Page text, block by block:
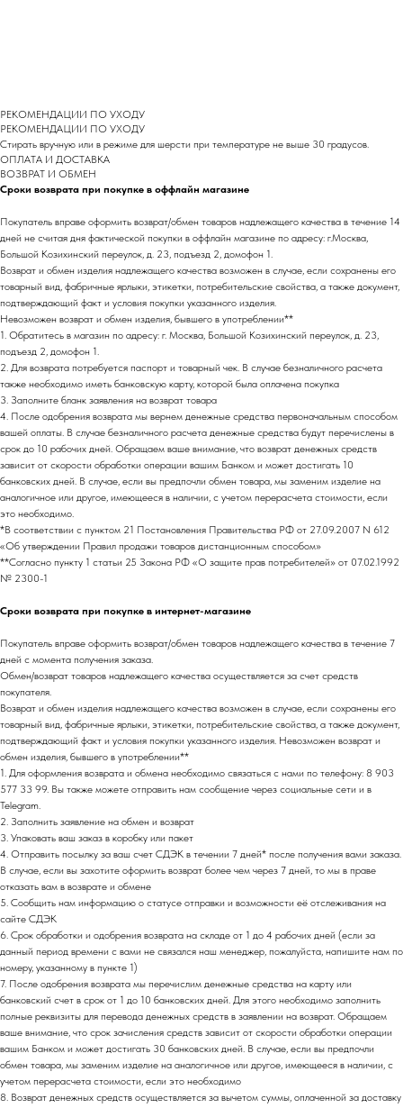
РЕКОМЕНДАЦИИ ПО УХОДУ
РEКОМЕНДАЦИИ ПО УХОДУ
Стирать вручную или в режиме для шерсти при температуре не выше 30 градусов.
ОПЛАТА И ДОСТАВКА
ВОЗВРАТ И ОБМЕН
Сроки возврата при покупке в оффлайн магазине
Покупатель вправе оформить возврат/обмен товаров надлежащего качества в течение 14
дней не считая дня фактической покупки в оффлайн магазине по адресу: г.Москва,
Большой Козихинский переулок, д. 23, подъезд 2, домофон 1.
Возврат и обмен изделия надлежащего качества возможен в случае, если сохранены его
товарный вид, фабричные ярлыки, этикетки, потребительские свойства, а также документ,
подтверждающий факт и условия покупки указанного изделия.
Невозможен возврат и обмен изделия, бывшего в употреблении**
1. Обратитесь в магазин по адресу: г. Москва, Большой Козихинский переулок, д. 23,
подъезд 2, домофон 1.
2. Для возврата потребуется паспорт и товарный чек. В случае безналичного расчета
также необходимо иметь банковскую карту, которой была оплачена покупка
3. Заполните бланк заявления на возврат товара
4. После одобрения возврата мы вернем денежные средства первоначальным способом
вашей оплаты. В случае безналичного расчета денежные средства будут перечислены в
срок до 10 рабочих дней. Обращаем ваше внимание, что возврат денежных средств
зависит от скорости обработки операции вашим Банком и может достигать 10
банковских дней. В случае, если вы предпочли обмен товара, мы заменим изделие на
аналогичное или другое, имеющееся в наличии, с учетом перерасчета стоимости, если
это необходимо.
*В соответствии с пунктом 21 Постановления Правительства РФ от 27.09.2007 N 612
«Об утверждении Правил продажи товаров дистанционным способом»
**Согласно пункту 1 статьи 25 Закона РФ «О защите прав потребителей» от 07.02.1992
№ 2300-1
Сроки возврата при покупке в интернет-магазине
Покупатель вправе оформить возврат/обмен товаров надлежащего качества в течение 7
дней с момента получения заказа.
Обмен/возврат товаров надлежащего качества осуществляется за счет средств
покупателя.
Возврат и обмен изделия надлежащего качества возможен в случае, если сохранены его
товарный вид, фабричные ярлыки, этикетки, потребительские свойства, а также документ,
подтверждающий факт и условия покупки указанного изделия. Невозможен возврат и
обмен изделия, бывшего в употреблении**
1. Для оформления возврата и обмена необходимо связаться с нами по телефону: 8 903
577 33 99. Вы также можете отправить нам сообщение через социальные сети и в
Telegram.
2. Заполнить заявление на обмен и возврат
3. Упаковать ваш заказ в коробку или пакет
4. Отправить посылку за ваш счет СДЭК в течении 7 дней* после получения вами заказа.
В случае, если вы захотите оформить возврат более чем через 7 дней, то мы в праве
отказать вам в возврате и обмене
5. Сообщить нам информацию о статусе отправки и возможности её отслеживания на
сайте СДЭК
6. Срок обработки и одобрения возврата на складе от 1 до 4 рабочих дней (если за
данный период времени с вами не связался наш менеджер, пожалуйста, напишите нам по
номеру, указанному в пункте 1)
7. После одобрения возврата мы перечислим денежные средства на карту или
банковский счет в срок от 1 до 10 банковских дней. Для этого необходимо заполнить
полные реквизиты для перевода денежных средств в заявлении на возврат. Обращаем
ваше внимание, что срок зачисления средств зависит от скорости обработки операции
вашим Банком и может достигать 30 банковских дней. В случае, если вы предпочли
обмен товара, мы заменим изделие на аналогичное или другое, имеющееся в наличии, с
учетом перерасчета стоимости, если это необходимо
8. Возврат денежных средств осуществляется за вычетом суммы, оплаченной за доставку
НАПИСАТЬ В TELEGRAM
НОВИНКИ ЭТОГО СЕЗОНА!
МАГАЗИН
МОСКВА
.В ЦЕНТРЕ СТОЛИЦЫ